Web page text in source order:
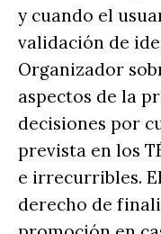
y cuando el
validación de
Organizador
aspectos de la
decisiones por
prevista en los
e irrecurribles.
derecho de